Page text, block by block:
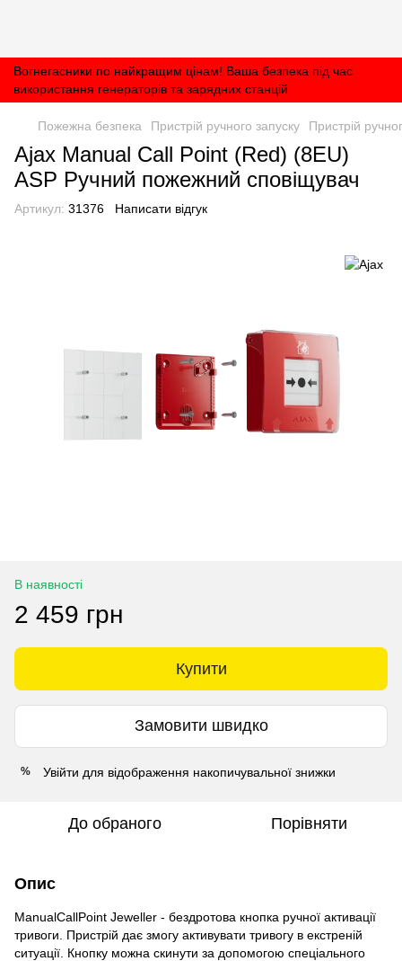
Вогнегасники по найкращим цінам! Ваша безпека під час
використання генераторів та зарядних станцій
Пожежна безпека Пристрій ручного запуску Пристрій
Ajax Manual Call Point (Red) (8EU)
ASP Ручний пожежний сповіщувач
Артикул: 31376 Написати відгук
В наявності
2 459 грн
Купити
Замовити швидко
% Увійти для відображення накопичувальної знижки
До обраного Порівняти
Опис
ManualCallPoint Jeweller - бездротова кнопка ручної активації
тривоги. Пристрій дає змогу активувати тривогу в екстреній
ситуації. Кнопку можна скинути за допомогою спеціального